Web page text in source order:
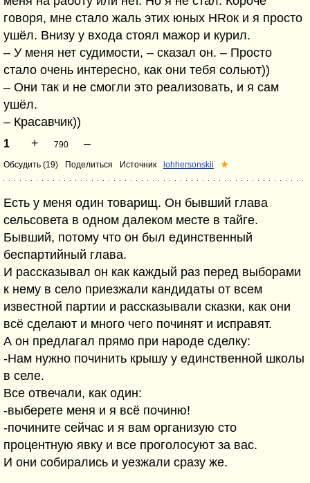
говоря, мне стало жаль этих юных HRок и я просто
ушёл. Внизу у входа стоял мажор и курил.
– У меня нет судимости, – сказал он. – Просто
стало очень интересно, как они тебя сольют))
– Они так и не смогли это реализовать, и я сам
ушёл.
– Красавчик))
1 + 790 –
Обсудить (19) Поделиться Источник lohhersonskii ★
Есть у меня один товарищ. Он бывший глава
сельсовета в одном далеком месте в тайге.
Бывший, потому что он был единственный
беспартийный глава.
И рассказывал он как каждый раз перед выборами
к нему в село приезжали кандидаты от всем
известной партии и рассказывали сказки, как они
всё сделают и много чего починят и исправят.
А он предлагал прямо при народе сделку:
-Нам нужно починить крышу у единственной школы
в селе.
Все отвечали, как один:
-выберете меня и я всё починю!
-почините сейчас и я вам организую сто
процентную явку и все проголосуют за вас.
И они собирались и уезжали сразу же.